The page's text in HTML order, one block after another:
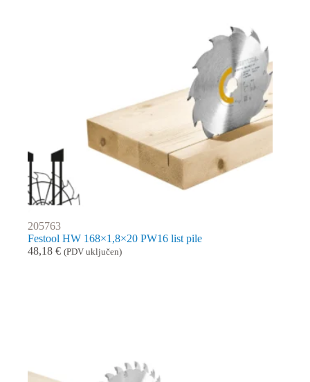
205763
Festool HW 168×1,8×20 PW16 list pile
48,18 € (PDV uključen)